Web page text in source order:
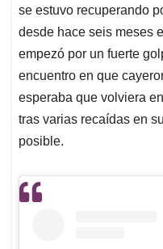
A
p
p
o
o
k
d
I
n
se estuvo recuperando
desde hace seis meses
empezó por un fuerte
encuentro en que
esperaba que volviera
tras varias recaídas en
posible.